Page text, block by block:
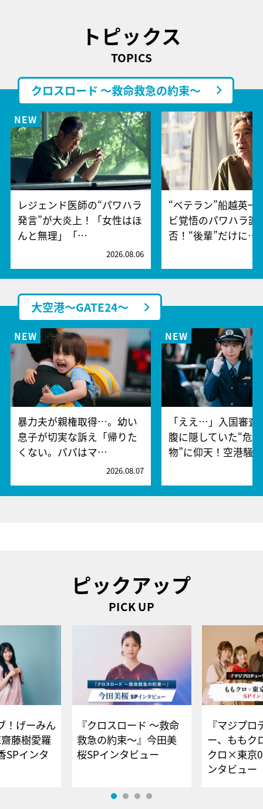
トピックス
TOPICS
クロスロード ～救命救急の約束～
レジェンド医師の“パワハラ
発言”が大炎上！「女性はほ
んと無理」「…
2026.08.06
“ベテラン”船越英一
ビ覚悟のパワハラ謝
否！“後輩”だけに…
大空港～GATE24～
暴力夫が親権取得…。幼い
息子が切実な訴え「帰りた
くない。パパはマ…
2026.08.07
「ええ…」入国審査
腹に隠していた“危
物”に仰天！空港騒
ピックアップ
PICK UP
！げーみん
藤樹愛羅
SPインタ
『クロスロード ～救命
救急の約束～』今田美
桜SPインタビュー
『マジプロ
ー、ももク
クロ×東京
ンタビュー